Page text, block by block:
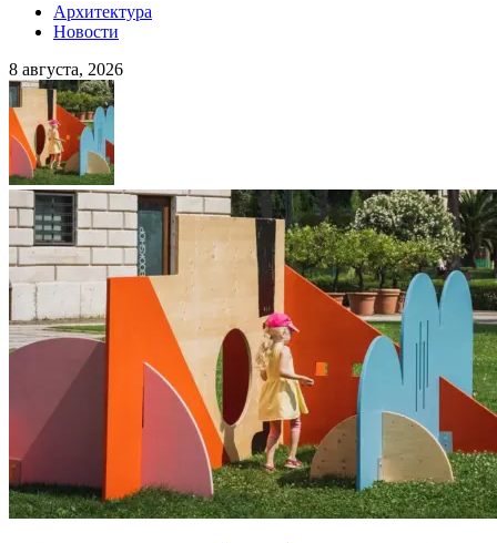
Архитектура
Новости
8 августа, 2026